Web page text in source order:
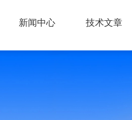
新闻中心 技术文章